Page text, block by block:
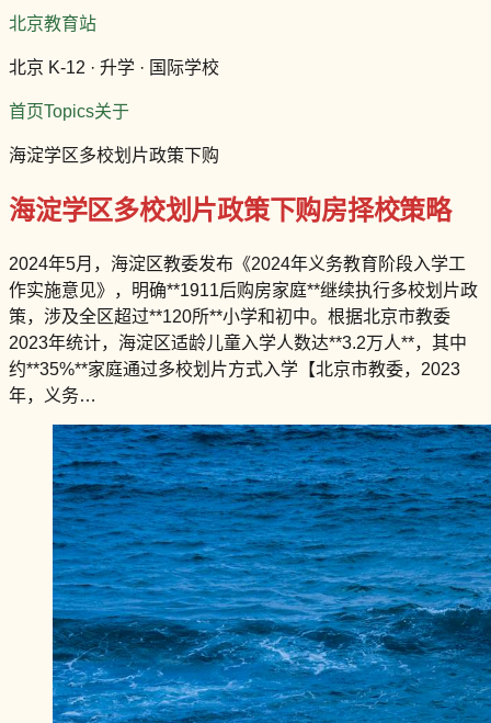
北京教育站
北京 K-12 · 升学 · 国际学校
首页Topics关于
海淀学区多校划片政策下购
海淀学区多校划片政策下购房择校策略
2024年5月，海淀区教委发布《2024年义务教育阶段入学工
作实施意见》，明确**1911后购房家庭**继续执行多校划片政
策，涉及全区超过**120所**小学和初中。根据北京市教委
2023年统计，海淀区适龄儿童入学人数达**3.2万人**，其中
约**35%**家庭通过多校划片方式入学【北京市教委，2023
年，义务…